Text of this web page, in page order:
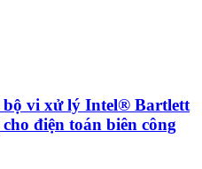
bộ vi xử lý Intel® Bartlett
điện toán biên công